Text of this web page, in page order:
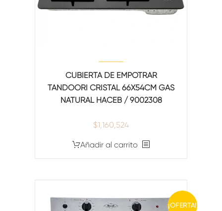
CUBIERTA DE EMPOTRAR
TANDOORI CRISTAL 66X54CM GAS
NATURAL HACEB / 9002308
$1,160,524
Añadir al carrito
¡OFERTA!